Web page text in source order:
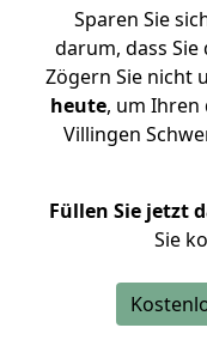
Sparen Sie
darum, dass
Zögern Sie nicht
heute, um Ihren
Villingen
Füllen Sie jetzt
Sie